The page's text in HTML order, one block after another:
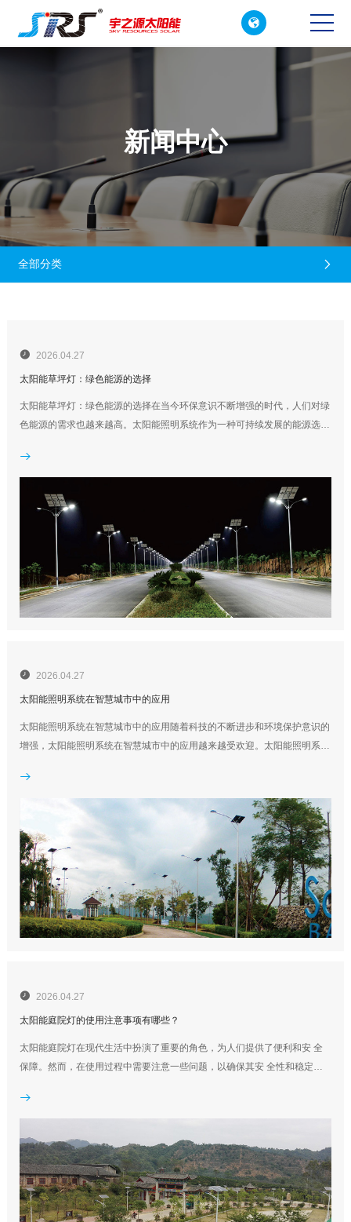

CN
新闻中心
全部分类 
 2026.04.27
太阳能草坪灯：绿色能源的选择
太阳能草坪灯：绿色能源的选择在当今环保意识不断增强的时代，人们对绿
色能源的需求也越来越高。太阳能照明系统作为一种可持续发展的能源选
优势和应用前景。太阳能照明系统作为一种利用太阳能进行照明的系统，具

 2026.04.27
太阳能照明系统在智慧城市中的应用
太阳能照明系统在智慧城市中的应用随着科技的不断进步和环境保护意识的
增强，太阳能照明系统在智慧城市中的应用越来越受欢迎。太阳能照明系统
市照明需求，还具备节能环保的特点。本文将主要探讨太阳能照明系统在智
慧城市中的应用，展示其重要性和优势。太阳能照明系统在智慧...

 2026.04.27
太阳能庭院灯的使用注意事项有哪些？
太阳能庭院灯在现代生活中扮演了重要的角色，为人们提供了便利和安 全
保障。然而，在使用过程中需要注意一些问题，以确保其安 全性和稳定
置。太阳能庭院灯需要阳光的照射来充电，因此在安装时应选择光照充足的
